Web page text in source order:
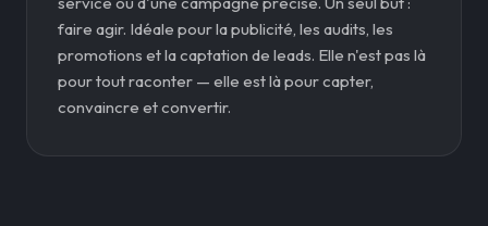
faire agir. Idéale pour la publicité, les audits, les
promotions et la captation de leads. Elle n'est pas là
pour tout raconter — elle est là pour capter,
convaincre et convertir.